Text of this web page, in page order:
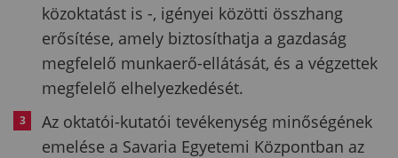
közoktatást is -, igényei közötti összhang
erősítése, amely biztosíthatja a gazdaság
megfelelő munkaerő-ellátását, és a végzettek
megfelelő elhelyezkedését.
Az oktatói-kutatói tevékenység minőségének
emelése a Savaria Egyetemi Központban az